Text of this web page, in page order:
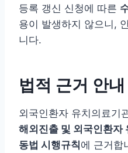
등록 갱신 신청에 따른
용이 발생하지 않으니,
니다.
법적 근거 안내
외국인환자 유치의료기
해외진출 및 외국인환자
동법 시행규칙에 근거합